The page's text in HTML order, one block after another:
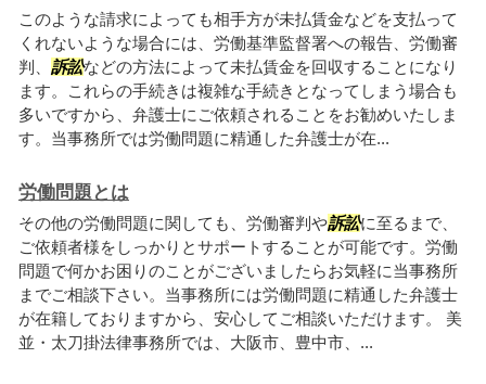
このような請求によっても相手方が未払賃金などを支払って
くれないような場合には、労働基準監督署への報告、労働審
判、 訴訟などの方法によって未払賃金を回収することになり
ます。これらの手続きは複雑な手続きとなってしまう場合も
多いですから、弁護士にご依頼されることをお勧めいたしま
す。当事務所では労働問題に精通した弁護士が在...
労働問題とは
その他の労働問題に関しても、労働審判や訴訟に至るまで、
ご依頼者様をしっかりとサポートすることが可能です。労働
問題で何かお困りのことがございましたらお気軽に当事務所
までご相談下さい。当事務所には労働問題に精通した弁護士
が在籍しておりますから、安心してご相談いただけます。 美
並・太刀掛法律事務所では、大阪市、豊中市、...